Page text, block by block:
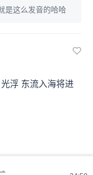
是这么发音的哈哈
浮 东流入海将进